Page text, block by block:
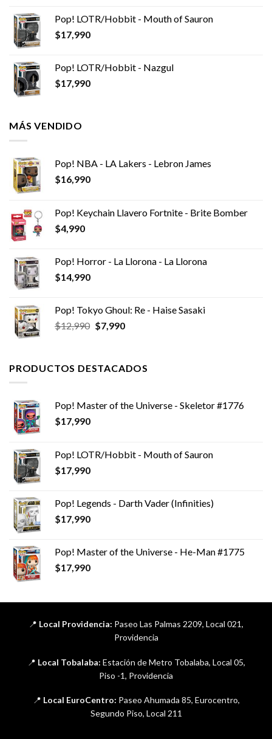
Pop! LOTR/Hobbit - Mouth of Sauron
$17,990
Pop! LOTR/Hobbit - Nazgul
$17,990
MÁS VENDIDO
Pop! NBA - LA Lakers - Lebron James
$16,990
Pop! Keychain Llavero Fortnite - Brite Bomber
$4,990
Pop! Horror - La Llorona - La Llorona
$14,990
Pop! Tokyo Ghoul: Re - Haise Sasaki
$12,990 El
era:
$12,990.
$7,990El
es:
$7,990.
PRODUCTOS DESTACADOS
Pop! Master of the Universe - Skeletor #1776
$17,990
Pop! LOTR/Hobbit - Mouth of Sauron
$17,990
Pop! Legends - Darth Vader (Infinities)
$17,990
Pop! Master of the Universe - He-Man #1775
$17,990
📍 Local Providencia: Paseo Las Palmas 2209, Local 021,
Providencia
📍 Local Tobalaba: Estación de Metro Tobalaba, Local 05,
Piso -1, Providencia
📍 Local EuroCentro: Paseo Ahumada 85, Eurocentro,
Segundo Piso, Local 211